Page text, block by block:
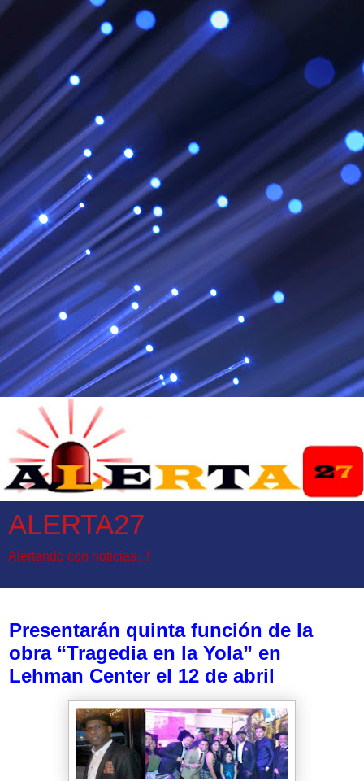
ALERTA27
Alertando con noticias...!
Presentarán quinta función de la
obra “Tragedia en la Yola” en
Lehman Center el 12 de abril